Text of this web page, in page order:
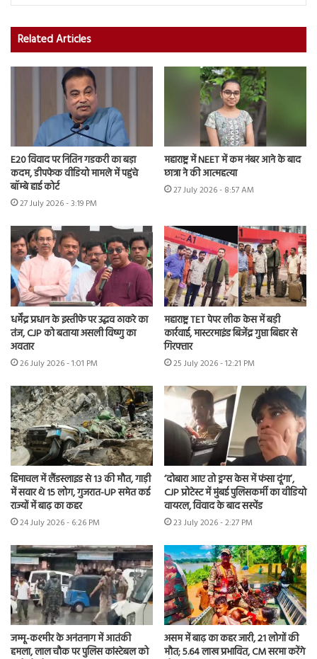
Related Articles
E20 विवाद पर नितिन गडकरी का बड़ा
कदम, डीपफेक वीडियो मामले में पहुंचे
बॉम्बे हाई कोर्ट
27 July 2026 - 3:19 PM
महाराष्ट्र में NEET में कम नंबर आने के बाद
छात्रा ने की आत्महत्या
27 July 2026 - 8:57 AM
धर्मेंद्र प्रधान के इस्तीफे पर उद्धव ठाकरे का
तंज, CJP को बताया असली विष्णु का
अवतार
26 July 2026 - 1:01 PM
महाराष्ट्र TET पेपर लीक केस में बड़ी
कार्रवाई, मास्टरमाइंड बिजेंद्र गुप्ता बिहार से
गिरफ्तार
25 July 2026 - 12:21 PM
हिमाचल में लैंडस्लाइड से 13 की मौत, गाड़ी
में सवार थे 15 लोग, गुजरात-UP समेत कई
राज्यों में बाढ़ का कहर
24 July 2026 - 6:26 PM
‘दोबारा आए तो ड्रग्स केस में फंसा दूंगा’,
CJP प्रोटेस्ट में मुंबई पुलिसकर्मी का वीडियो
वायरल, विवाद के बाद सस्पेंड
23 July 2026 - 2:27 PM
जम्मू-कश्मीर के अनंतनाग में आतंकी
हमला, लाल चौक पर पुलिस कांस्टेबल को
असम में बाढ़ का कहर जारी, 21 लोगों की
मौत; 5.64 लाख प्रभावित, CM सरमा करेंगे